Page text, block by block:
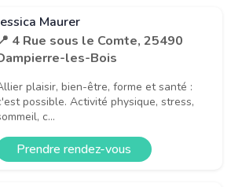
Maurer
4 Rue sous le Comte, 25490
les-Bois
plaisir, bien-être, forme et santé :
possible. Activité physique, stress,
c...
Prendre rendez-vous